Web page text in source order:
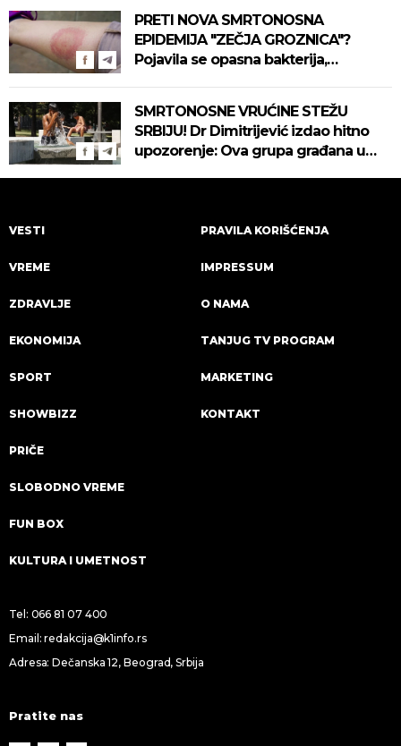
PRETI NOVA SMRTONOSNA
EPIDEMIJA "ZEČJA GROZNICA"?
Pojavila se opasna bakterija,
SMRTONOSNE VRUĆINE STEŽU
SRBIJU! Dr Dimitrijević izdao hitno
upozorenje: Ova grupa građana u
VESTI
VREME
ZDRAVLJE
EKONOMIJA
SPORT
SHOWBIZZ
PRIČE
SLOBODNO VREME
FUN BOX
KULTURA I UMETNOST
PRAVILA KORIŠĆENJA
IMPRESSUM
O NAMA
TANJUG TV PROGRAM
MARKETING
KONTAKT
Tel: 066 81 07 400
Email:redakcija@k1info.rs
Adresa: Dečanska 12, Beograd, Srbija
Pratite nas